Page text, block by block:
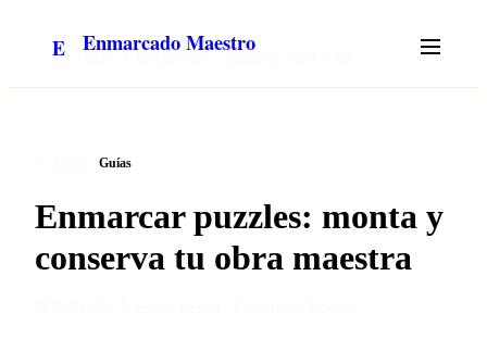
E Enmarcado Maestro
Guías
Enmarcar puzzles: monta y
conserva tu obra maestra